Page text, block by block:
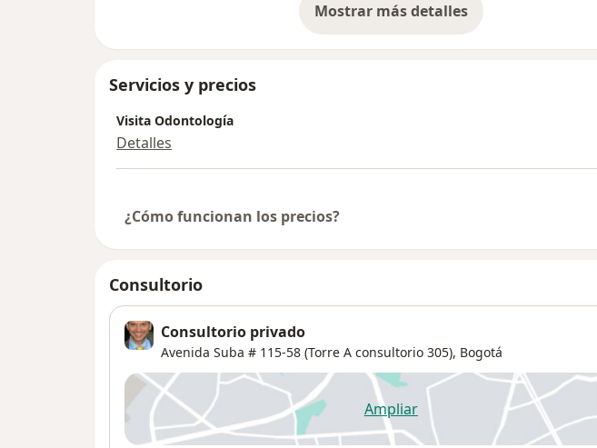
Mostrar más detalles
sobre la experiencia
Servicios y precios
Visita Odontología
Detalles
¿Cómo funcionan los precios?
Consultorio
Consultorio privado
Avenida Suba # 115-58 (Torre A consultorio 305), Bogotá
Ampliarse abre en una nueva pestaña